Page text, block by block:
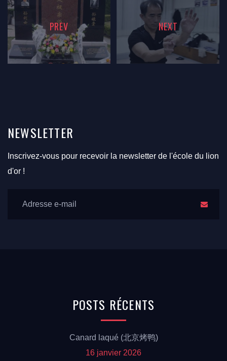
PREV NEXT
NEWSLETTER
Inscrivez-vous pour recevoir la newsletter de l'école du lion
d'or !
POSTS RÉCENTS
Canard laqué (北京烤鸭)
16 janvier 2026